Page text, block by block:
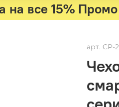
на все 15%
арт. CP-